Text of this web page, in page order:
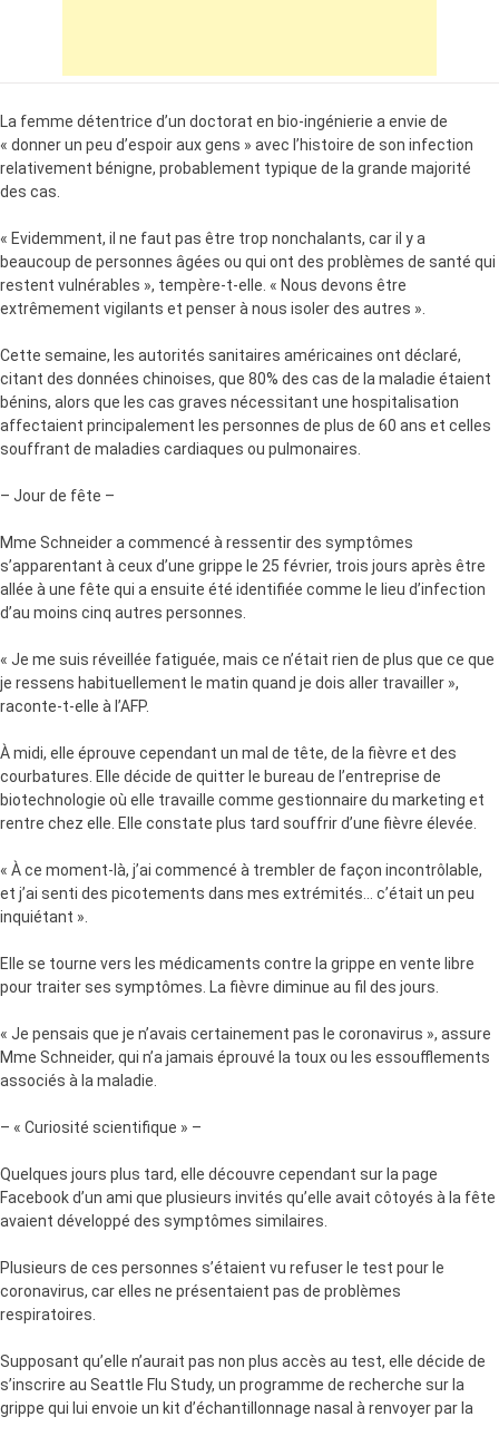
La femme détentrice d’un doctorat en bio-ingénierie a envie de
« donner un peu d’espoir aux gens » avec l’histoire de son infection
relativement bénigne, probablement typique de la grande majorité
des cas.
« Evidemment, il ne faut pas être trop nonchalants, car il y a
beaucoup de personnes âgées ou qui ont des problèmes de santé qui
restent vulnérables », tempère-t-elle. « Nous devons être
extrêmement vigilants et penser à nous isoler des autres ».
Cette semaine, les autorités sanitaires américaines ont déclaré,
citant des données chinoises, que 80% des cas de la maladie étaient
bénins, alors que les cas graves nécessitant une hospitalisation
affectaient principalement les personnes de plus de 60 ans et celles
souffrant de maladies cardiaques ou pulmonaires.
– Jour de fête –
Mme Schneider a commencé à ressentir des symptômes
s’apparentant à ceux d’une grippe le 25 février, trois jours après être
allée à une fête qui a ensuite été identifiée comme le lieu d’infection
d’au moins cinq autres personnes.
« Je me suis réveillée fatiguée, mais ce n’était rien de plus que ce que
je ressens habituellement le matin quand je dois aller travailler »,
raconte-t-elle à l’AFP.
À midi, elle éprouve cependant un mal de tête, de la fièvre et des
courbatures. Elle décide de quitter le bureau de l’entreprise de
biotechnologie où elle travaille comme gestionnaire du marketing et
rentre chez elle. Elle constate plus tard souffrir d’une fièvre élevée.
« À ce moment-là, j’ai commencé à trembler de façon incontrôlable,
et j’ai senti des picotements dans mes extrémités… c’était un peu
inquiétant ».
Elle se tourne vers les médicaments contre la grippe en vente libre
pour traiter ses symptômes. La fièvre diminue au fil des jours.
« Je pensais que je n’avais certainement pas le coronavirus », assure
Mme Schneider, qui n’a jamais éprouvé la toux ou les essoufflements
associés à la maladie.
– « Curiosité scientifique » –
Quelques jours plus tard, elle découvre cependant sur la page
Facebook d’un ami que plusieurs invités qu’elle avait côtoyés à la fête
avaient développé des symptômes similaires.
Plusieurs de ces personnes s’étaient vu refuser le test pour le
coronavirus, car elles ne présentaient pas de problèmes
respiratoires.
Supposant qu’elle n’aurait pas non plus accès au test, elle décide de
s’inscrire au Seattle Flu Study, un programme de recherche sur la
grippe qui lui envoie un kit d’échantillonnage nasal à renvoyer par la